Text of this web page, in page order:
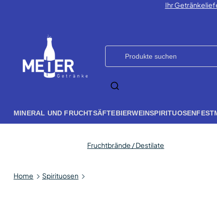
Ihr
MINERAL UND FRUCHTSÄFTEBIERWEINSPIRITUOSEN
Home Spirituosen
Fruchtbrände / Destilate